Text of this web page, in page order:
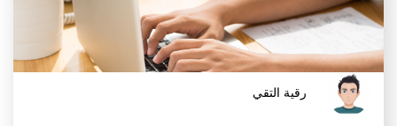
رقية التقي